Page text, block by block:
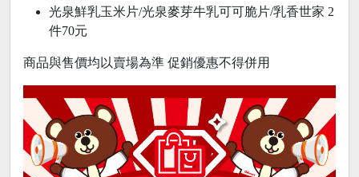
光泉鮮乳玉米片/光泉麥芽牛乳可可脆片/乳香世家 2
件70元
商品與售價均以賣場為準 促銷優惠不得併用